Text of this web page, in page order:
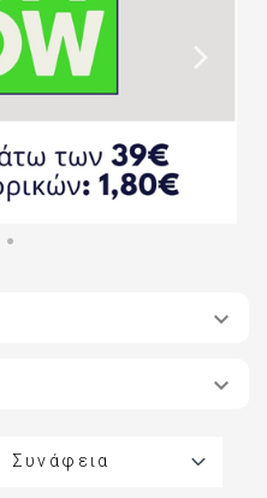


Συνάφεια 